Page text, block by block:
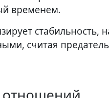
временем.
стабильность,
считая